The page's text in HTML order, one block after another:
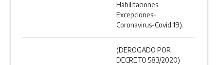
Habilitaciones-
Excepciones-
Coronavirus-Covid 19).
(DEROGADO POR
DECRETO 583/2020)